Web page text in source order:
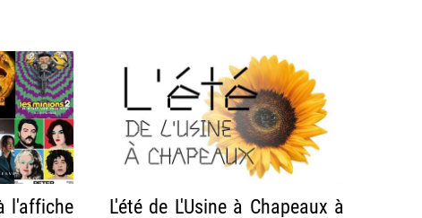
l'affiche
L'été de L'Usine à Chapeaux à